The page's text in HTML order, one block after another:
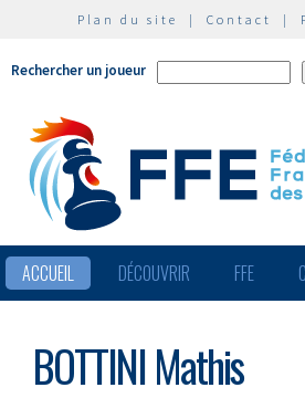
Plan du site | Contact |
Rechercher un joueur
ACCUEIL DÉCOUVRIR FFE
BOTTINI Mathis